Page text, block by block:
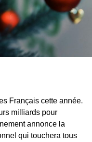
Français cette année.
milliards pour
annonce la
qui touchera tous